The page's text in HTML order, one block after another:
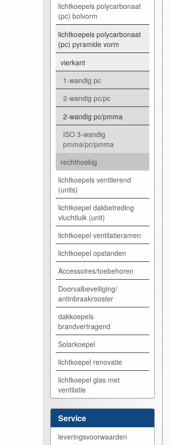
lichtkoepels polycarbonaat
(pc) bolvorm
lichtkoepels polycarbonaat
(pc) pyramide vorm
vierkant
1-wandig pc
2-wandig pc/pc
2-wandig pc/pmma
ISO 3-wandig
pmma/pc/pmma
rechthoekig
lichtkoepels ventilerend
(units)
lichtkoepel dakbetreding
vluchtluik (unit)
lichtkoepel ventilatieramen
lichtkoepel opstanden
Accessoires/toebehoren
Doorvalbeveiliging/
antinbraakrooster
dakkoepels
brandvertragend
Solarkoepel
lichtkoepel renovatie
lichtkoepel glas met
ventilatie
Service
leveringsvoorwaarden